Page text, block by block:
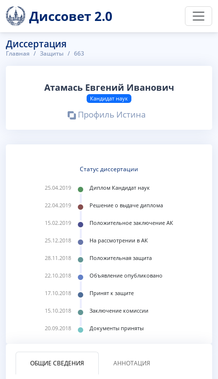
Диссовет 2.0
Диссертация
Главная Защиты 663
Атамась Евгений Иванович
Кандидат наук
Профиль Истина
Статус диссертации
25.04.2019 Диплом Кандидат наук
22.04.2019 Решение о выдаче диплома
15.02.2019 Положительное заключение АК
25.12.2018 На рассмотрении в АК
28.11.2018 Положительная защита
22.10.2018 Объявление опубликовано
17.10.2018 Принят к защите
15.10.2018 Заключение комиссии
20.09.2018 Документы приняты
ОБЩИЕ СВЕДЕНИЯ АННОТАЦИЯ